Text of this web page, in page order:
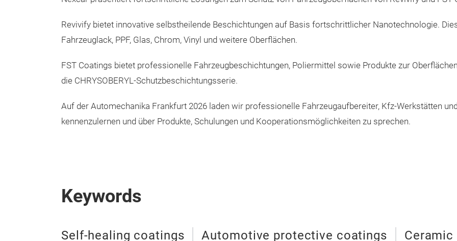
Revivify bietet innovative selbstheilende Beschichtungen auf Basis fortschrittlicher Nanotechnologie.
Fahrzeuglack, PPF, Glas, Chrom, Vinyl und weitere Oberflächen.
FST Coatings bietet professionelle Fahrzeugbeschichtungen, Poliermittel sowie Produkte zur
die CHRYSOBERYL-Schutzbeschichtungsserie.
Auf der Automechanika Frankfurt 2026 laden wir professionelle Fahrzeugaufbereiter, Kfz-Werkstätten
kennenzulernen und über Produkte, Schulungen und Kooperationsmöglichkeiten zu sprechen.
Keywords
Self-healing coatings Automotive protective coatings